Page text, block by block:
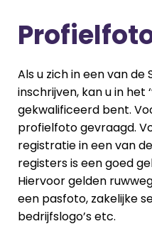
Als u zich in een van
inschrijven, kan u in het
gekwalificeerd bent.
profielfoto gevraagd.
registratie in een van
registers is een goed
Hiervoor gelden
een pasfoto, zakelijke
bedrijfslogo’s etc.